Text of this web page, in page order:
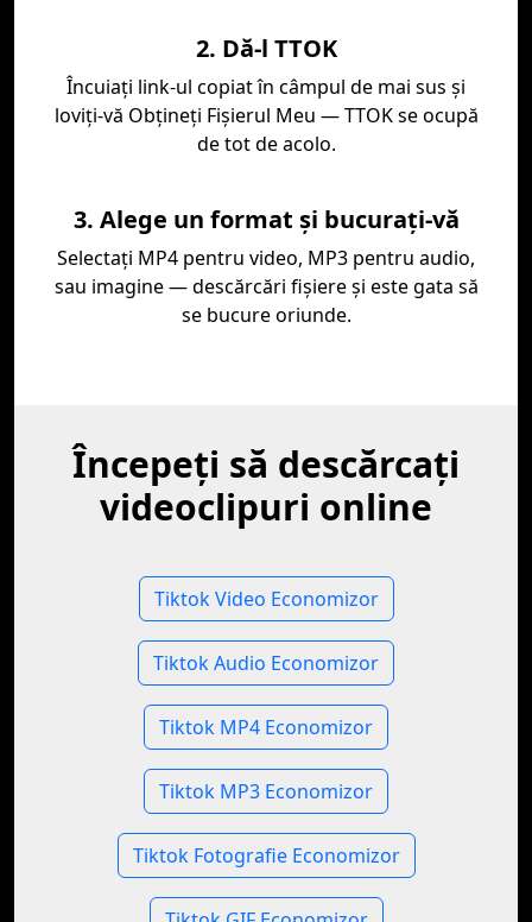
2. Dă-l TTOK
Încuiaţi link-ul copiat în câmpul de mai sus şi
loviţi-vă Obţineţi Fişierul Meu — TTOK se ocupă
de tot de acolo.
3. Alege un format și bucurați-vă
Selectați MP4 pentru video, MP3 pentru audio,
sau imagine — descărcări fișiere și este gata să
se bucure oriunde.
Începeți să descărcați
videoclipuri online
Tiktok Video Economizor
Tiktok Audio Economizor
Tiktok MP4 Economizor
Tiktok MP3 Economizor
Tiktok Fotografie Economizor